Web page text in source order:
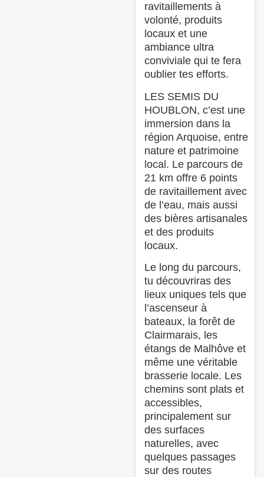
ravitaillements à
volonté, produits
locaux et une
ambiance ultra
conviviale qui te fera
oublier tes efforts.
LES SEMIS DU
HOUBLON, c’est une
immersion dans la
région Arquoise, entre
nature et patrimoine
local. Le parcours de
21 km offre 6 points
de ravitaillement avec
de l’eau, mais aussi
des bières artisanales
et des produits
locaux.
Le long du parcours,
tu découvriras des
lieux uniques tels que
l’ascenseur à
bateaux, la forêt de
Clairmarais, les
étangs de Malhôve et
même une véritable
brasserie locale. Les
chemins sont plats et
accessibles,
principalement sur
des surfaces
naturelles, avec
quelques passages
sur des routes